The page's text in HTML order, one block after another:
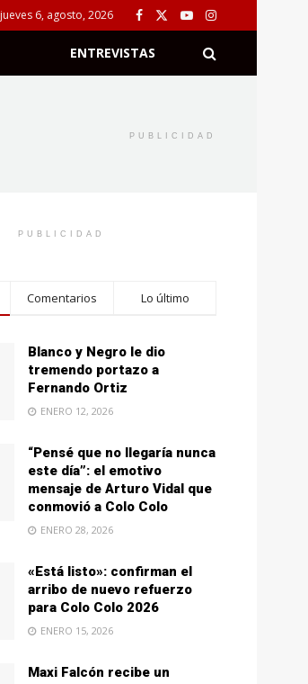
jueves 6, agosto, 2026
ENTREVISTAS
PUBLICIDAD
PUBLICIDAD
Comentarios Lo último
Blanco y Negro le dio
tremendo portazo a
Fernando Ortiz
ENERO 12, 2026
“Pensé que no llegaría nunca
este día”: el emotivo
mensaje de Arturo Vidal que
conmovió a Colo Colo
ENERO 28, 2026
«Está listo»: confirman el
arribo de nuevo refuerzo
para Colo Colo 2026
ENERO 15, 2026
Maxi Falcón recibe un